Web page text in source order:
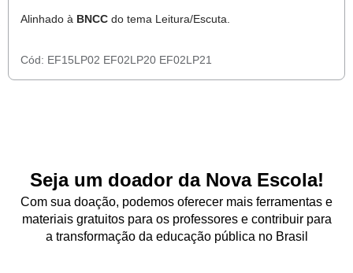
Alinhado à BNCC do tema Leitura/Escuta.
Cód: EF15LP02 EF02LP20 EF02LP21
Seja um doador da Nova Escola!
Com sua doação, podemos oferecer mais ferramentas e
materiais gratuitos para os professores e contribuir para
a transformação da educação pública no Brasil